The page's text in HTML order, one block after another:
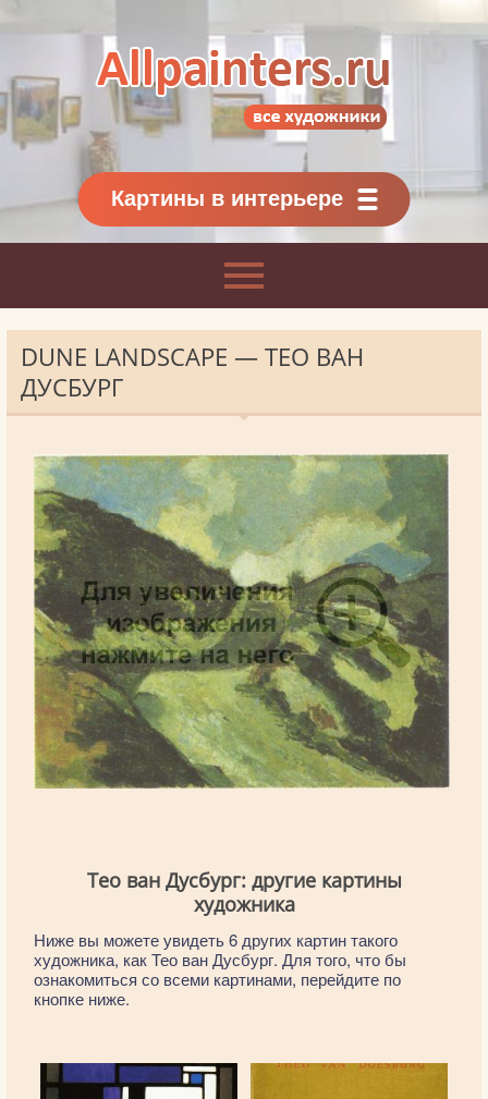
Картины классиков
и современников
Картины в интерьере
DUNE LANDSCAPE — ТЕО ВАН
ДУСБУРГ
Тео ван Дусбург: другие картины
художника
Ниже вы можете увидеть 6 других картин такого
художника, как Тео ван Дусбург. Для того, что бы
ознакомиться со всеми картинами, перейдите по
кнопке ниже.